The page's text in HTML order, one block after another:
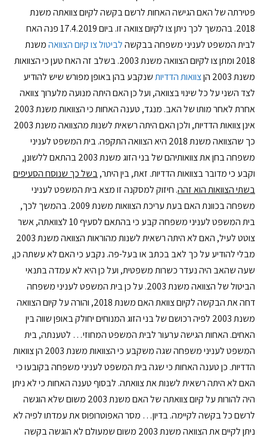
פטירתה של האם הגישה האחות לרשם בקשה לקיום צוואתה משנת
2018. בהמשך לכך ניתן צו לקיום צוואה זו. ביום 17.4.2019 פנה האח
לבית המשפט לעניני משפחה בבקשהלביטול צו קיום הצוואהמשנת
2018 ומתן צו לקיום הצוואה משנת 2003. בשלב זה האח טען כי הצוואות
משנת 2003 הן
צוואות הדדיותשנקבע בהן באופן מפורש שיש להודיע
לצד השני על כל שינוי בצוואה, ועל כן האם היתה מנועה מלערוך צוואה
אחרת לאחר מותו של האב. מנגד, טענה האחות כי הצוואות משנת 2003
אינן צוואות הדדיות, ולכן האם היתה רשאית לשנות מהצוואה משנת 2003
כך שהצוואה משנת 2018 היא הצוואה התקפה. בית המשפט לעניני
משפחה בחן את צוואותיהם של בני הזוג משנת 2003 בהתאם ללשונן,
וקבע כי מדובר בצוואות הדדיות. זאת, בין היתר,בשל כך שנוסח הסעיפים
בשתי הצוואות הוא זהה. חיזוק למסקנה זו מצא בית המשפט לעניני
משפחה בכוונת האם בעת עריכת הצוואות משנת 2009. בהמשך לכך,
בית המשפט לעניני משפחה קבע כי בהתאם לסעיף 10 לצוואתה, אשר
צוטט לעיל, האם לא היתה רשאית לשנות מהוראות הצוואה משנת 2003
מבלי להודיע על כך לאב בכתב או בעל-פה. נקבע כי האם לא עשתה כן,
שעה שהאב היה נעדר כשרות משפטית, ועל כן היא לא עמדה בתנאי
הביטול של הצוואה משנת 2003. על כן בית המשפט לעניני משפחה
דחה את הבקשה לקיום צוואת האם משנת 2018, והורה על קיום הצוואה
משנת 2003 לפיה רכושם של בני הזוג המנוחים יחולק באופן שווה בין
האחים. האחות הגישה ערעור לבית המשפט המחוזי… לטענתה, בית
המשפט לעניני משפחה שגה משקבע כי הצוואות משנת 2003 הן צוואות
הדדיות. כן טענה האחות כי שגה בית המשפט לעניני משפחה בקובעו כי
האם לא היתה רשאית לשנות את צוואתה. לבסוף טענה האחות כי לא ניתן
היה להורות על קיום צוואתה של האם משנת 2003 משום שלא הוגשה
לרשם כל בקשה לקיימה. בדיון… מסר האפוטרופוס את עמדתו לפיה לא
ניתן לקיים את הצוואה משנת 2003 משום שמעולם לא הוגשה בקשה